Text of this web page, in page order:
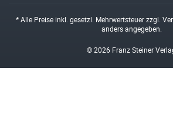
* Alle Preise inkl. gesetzl. Mehrwertsteuer zzgl.
anders angegeben.
© 2026 Franz Steiner